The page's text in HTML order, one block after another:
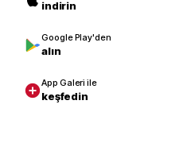
indirin
Google Play'den
alın
App Galeri ile
keşfedin